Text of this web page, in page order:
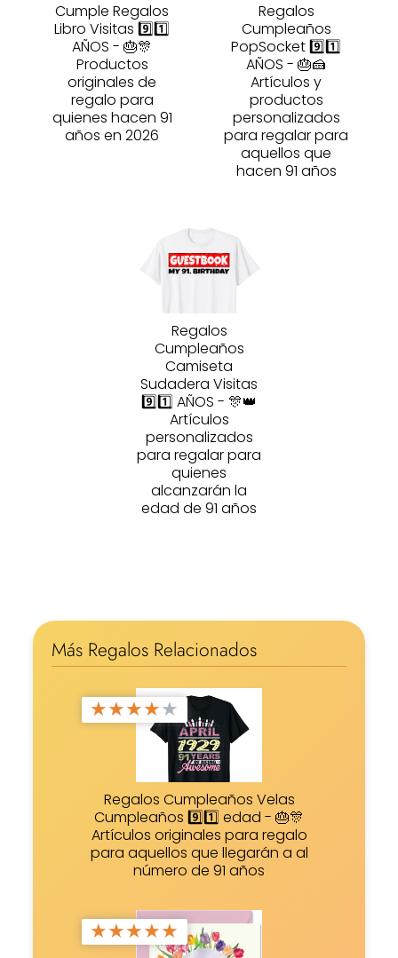
Cumple Regalos
Libro Visitas 9️⃣1️⃣
AÑOS - 🎂🎊
Productos
originales de
regalo para
quienes hacen 91
años en 2026
Regalos
Cumpleaños
PopSocket 9️⃣1️⃣
AÑOS - 🎂🍰
Artículos y
productos
personalizados
para regalar para
aquellos que
hacen 91 años
Regalos
Cumpleaños
Camiseta
Sudadera Visitas
9️⃣1️⃣ AÑOS - 🎊👑
Artículos
personalizados
para regalar para
quienes
alcanzarán la
edad de 91 años
Más Regalos Relacionados
★★★★★
Regalos Cumpleaños Velas
Cumpleaños 9️⃣1️⃣ edad - 🎂🎊
Artículos originales para regalo
para aquellos que llegarán a al
número de 91 años
★★★★★